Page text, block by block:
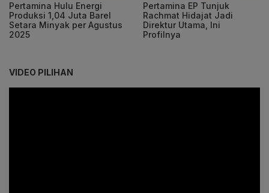
Pertamina Hulu Energi
Produksi 1,04 Juta Barel
Setara Minyak per Agustus
2025
Pertamina EP Tunjuk
Rachmat Hidajat Jadi
Direktur Utama, Ini
Profilnya
VIDEO PILIHAN